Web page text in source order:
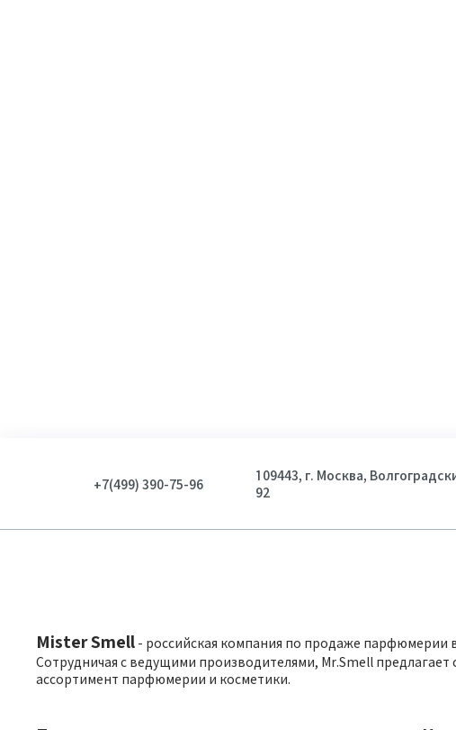
+7(499) 390-75-96
109443, г. Москва,
92
Mister Smell - российская компания по продаже парфюмерии
Сотрудничая с ведущими производителями, Mr.Smell
ассортимент парфюмерии и косметики.